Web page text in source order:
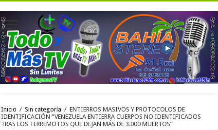
Inicio / Sin categoría / ENTIERROS MASIVOS Y PROTOCOLOS DE
IDENTIFICACIÓN “VENEZUELA ENTIERRA CUERPOS NO IDENTIFICADOS
TRAS LOS TERREMOTOS QUE DEJAN MÁS DE 3.000 MUERTOS”